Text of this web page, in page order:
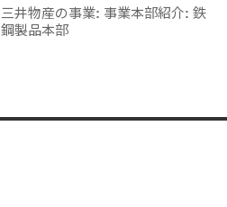
三井物産の事業: 事業本部紹介: 鉄
鋼製品本部